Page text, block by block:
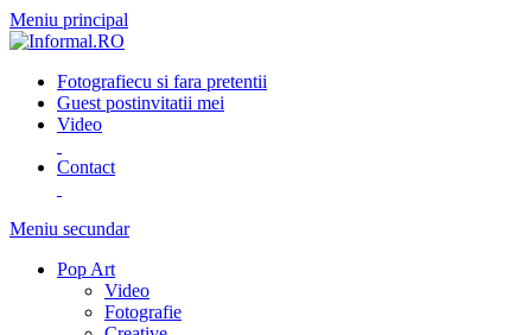
Meniu principal
Fotografiecu si fara pretentii
Guest postinvitatii mei
Video
Contact
Meniu secundar
Pop Art
Video
Fotografie